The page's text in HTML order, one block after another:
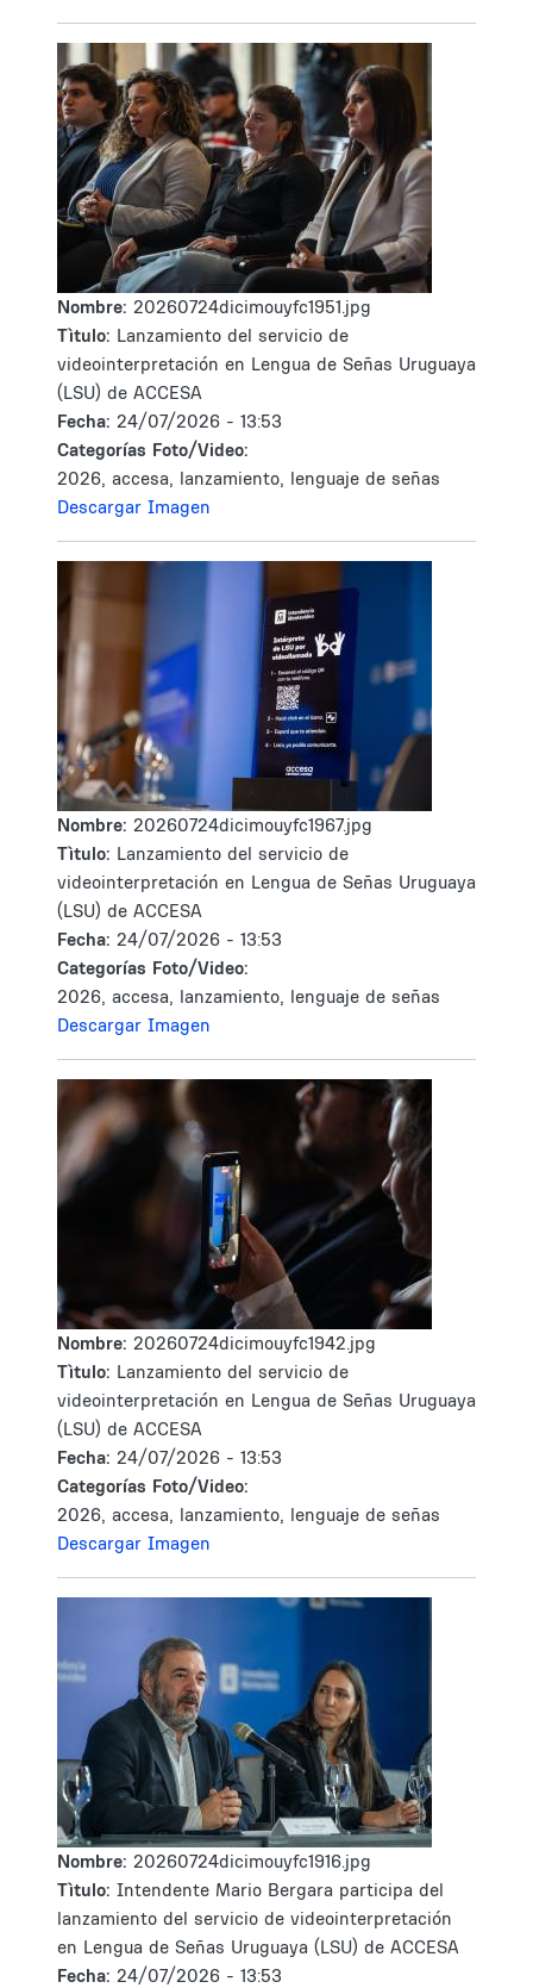
Nombre: 20260724dicimouyfc1951.jpg
Tìtulo: Lanzamiento del servicio de
videointerpretación en Lengua de Señas Uruguaya
(LSU) de ACCESA
Fecha: 24/07/2026 - 13:53
Categorías Foto/Video:
2026, accesa, lanzamiento, lenguaje de señas
Descargar Imagen
Nombre: 20260724dicimouyfc1967.jpg
Tìtulo: Lanzamiento del servicio de
videointerpretación en Lengua de Señas Uruguaya
(LSU) de ACCESA
Fecha: 24/07/2026 - 13:53
Categorías Foto/Video:
2026, accesa, lanzamiento, lenguaje de señas
Descargar Imagen
Nombre: 20260724dicimouyfc1942.jpg
Tìtulo: Lanzamiento del servicio de
videointerpretación en Lengua de Señas Uruguaya
(LSU) de ACCESA
Fecha: 24/07/2026 - 13:53
Categorías Foto/Video:
2026, accesa, lanzamiento, lenguaje de señas
Descargar Imagen
Nombre: 20260724dicimouyfc1916.jpg
Tìtulo: Intendente Mario Bergara participa del
lanzamiento del servicio de videointerpretación
en Lengua de Señas Uruguaya (LSU) de ACCESA
Fecha: 24/07/2026 - 13:53